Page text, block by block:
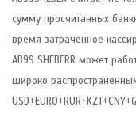
сумму просчитанных
время затраченное
AB99 SHEBERR может
широко